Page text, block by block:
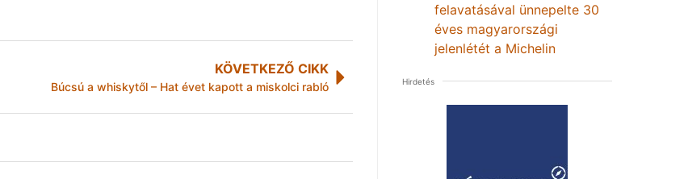
KÖVETKEZŐ CIKK
Búcsú a whiskytől – Hat évet kapott a miskolci rabló
felavatásával ünnepelte 30
éves magyarországi
jelenlétét a Michelin
Hirdetés